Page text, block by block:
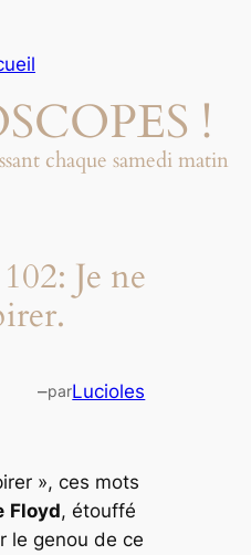
!
chaque samedi matin
Je ne
–parLucioles
», ces mots
Floyd, étouffé
le genou de ce